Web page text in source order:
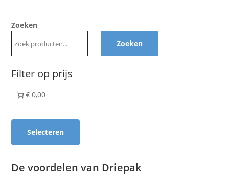
Zoeken
Zoeken
Filter op prijs
€ 0,00
Selecteren
De voordelen van Driepak